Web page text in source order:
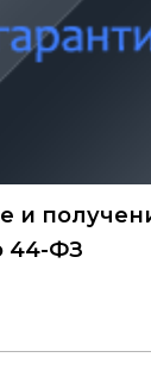
и
44-ФЗ